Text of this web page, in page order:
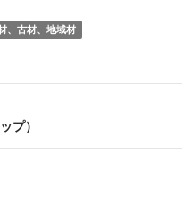
、古材、地域材
プ）